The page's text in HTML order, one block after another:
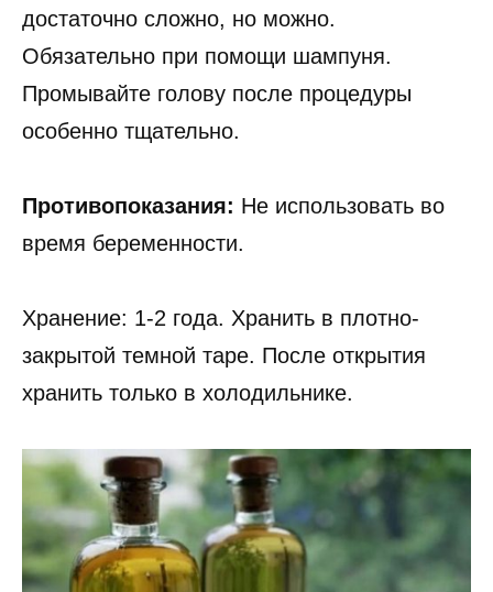
достаточно сложно, но можно.
Обязательно при помощи шампуня.
Промывайте голову после процедуры
особенно тщательно.
Противопоказания: Не использовать во
время беременности.
Хранение: 1-2 года. Хранить в плотно-
закрытой темной таре. После открытия
хранить только в холодильнике.